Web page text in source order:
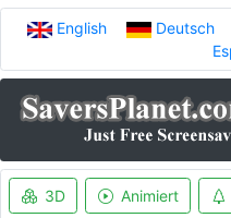
English Deutsch
3D Animiert